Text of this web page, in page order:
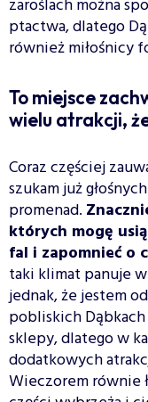
zaroślach można
ptactwa, dlatego
również miłośnicy
To miejsce
wielu atrakcji,
Coraz częściej
szukam już
promenad.
których mogę
fal i zapomnieć o
taki klimat panuje
jednak, że jestem
pobliskich
sklepy, dlatego w
dodatkowych
Wieczorem równie